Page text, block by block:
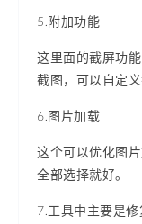
5.附加功能
这里面的截屏功
截图，可以自定
6.图片加载
这个可以优化图
全部选择就好。
7.工具中主要是修